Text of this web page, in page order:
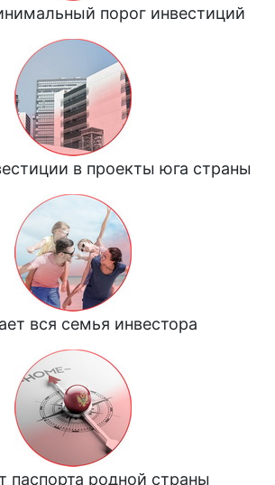
порог инвестиций
в проекты юга страны
вся семья инвестора
паспорта родной страны